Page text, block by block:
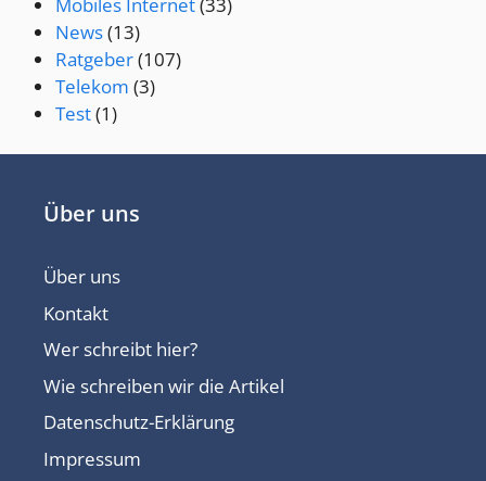
News(13)
Ratgeber(107)
Telekom (3)
Test(1)
Über uns
Über uns
Kontakt
Wer schreibt hier?
Wie schreiben wir die Artikel
Datenschutz-Erklärung
Impressum